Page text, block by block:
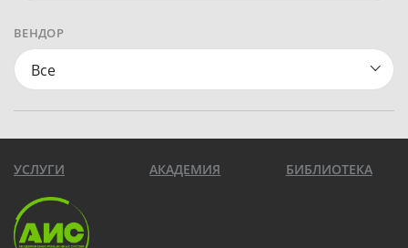
ВЕНДОР
Все
УСЛУГИ АКАДЕМИЯ БИБЛИОТЕКА